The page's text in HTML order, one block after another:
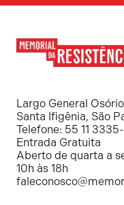
Resistência
Largo General
Santa Ifigênia, São
Telefone: 55 11
Entrada Gratuita
Aberto de quarta a
10h às 18h